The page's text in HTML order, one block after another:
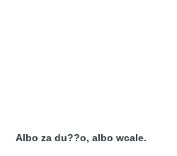
Albo za du??o, albo wcale.